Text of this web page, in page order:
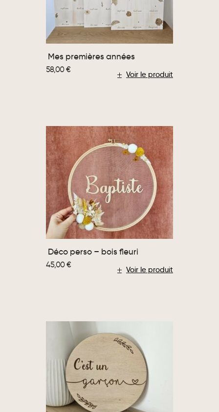
Voir le produit
Mes premières années
58,00€
Voir le produit
Déco perso – bois fleuri
45,00€